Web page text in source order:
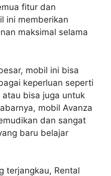
fitur dan
ini memberikan
maksimal selama
mobil ini bisa
keperluan seperti
bisa juga untuk
mobil Avanza
dan sangat
baru belajar
terjangkau, Rental